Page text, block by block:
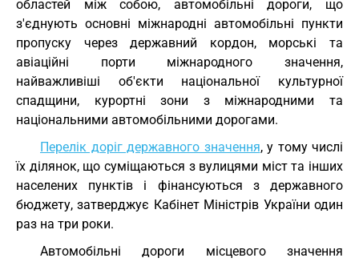
областей між собою, автомобільні дороги, що
з'єднують основні міжнародні автомобільні пункти
пропуску через державний кордон, морські та
авіаційні порти міжнародного значення,
найважливіші об'єкти національної культурної
спадщини, курортні зони з міжнародними та
національними автомобільними дорогами.
Перелік доріг державного значення, у тому числі
їх ділянок, що суміщаються з вулицями міст та інших
населених пунктів і фінансуються з державного
бюджету, затверджує Кабінет Міністрів України один
раз на три роки.
Автомобільні дороги місцевого значення